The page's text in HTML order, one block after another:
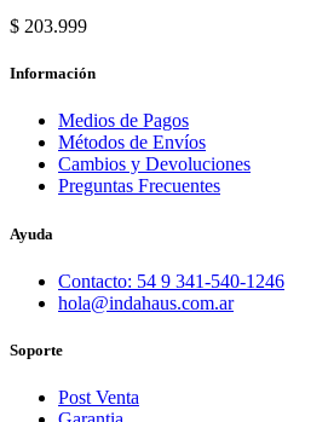
$ 203.999
Información
Medios de Pagos
Métodos de Envíos
Cambios y Devoluciones
Preguntas Frecuentes
Ayuda
Contacto: 54 9 341-540-1246
hola@indahaus.com.ar
Soporte
Post Venta